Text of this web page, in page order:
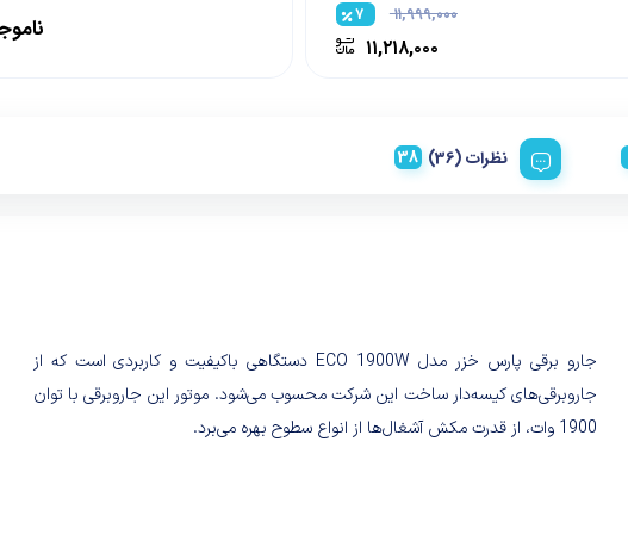
۱۱,۹۹۹,۰۰۰
۱۱,۲۱۸,۰۰۰
۷
نظرات (36)
جارو برقی پارس خزر مدل ECO 1900W دستگاهی باکیفیت و کاربردی است که از
جاروبرقی‌های کیسه‌دار ساخت این شرکت محسوب می‌شود. موتور این جاروبرقی با توان
1900 وات، از قدرت مکش آشغال‌ها از انواع سطوح بهره می‌برد.